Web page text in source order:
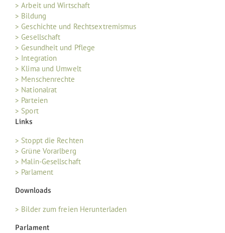
> Arbeit und Wirtschaft
> Bildung
> Geschichte und Rechtsextremismus
> Gesellschaft
> Gesundheit und Pflege
> Integration
> Klima und Umwelt
> Menschenrechte
> Nationalrat
> Parteien
> Sport
Links
> Stoppt die Rechten
> Grüne Vorarlberg
> Malin-Gesellschaft
> Parlament
Downloads
> Bilder zum freien Herunterladen
Parlament